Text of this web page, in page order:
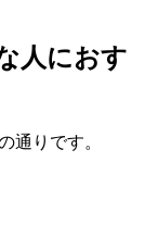
人におす
通りです。